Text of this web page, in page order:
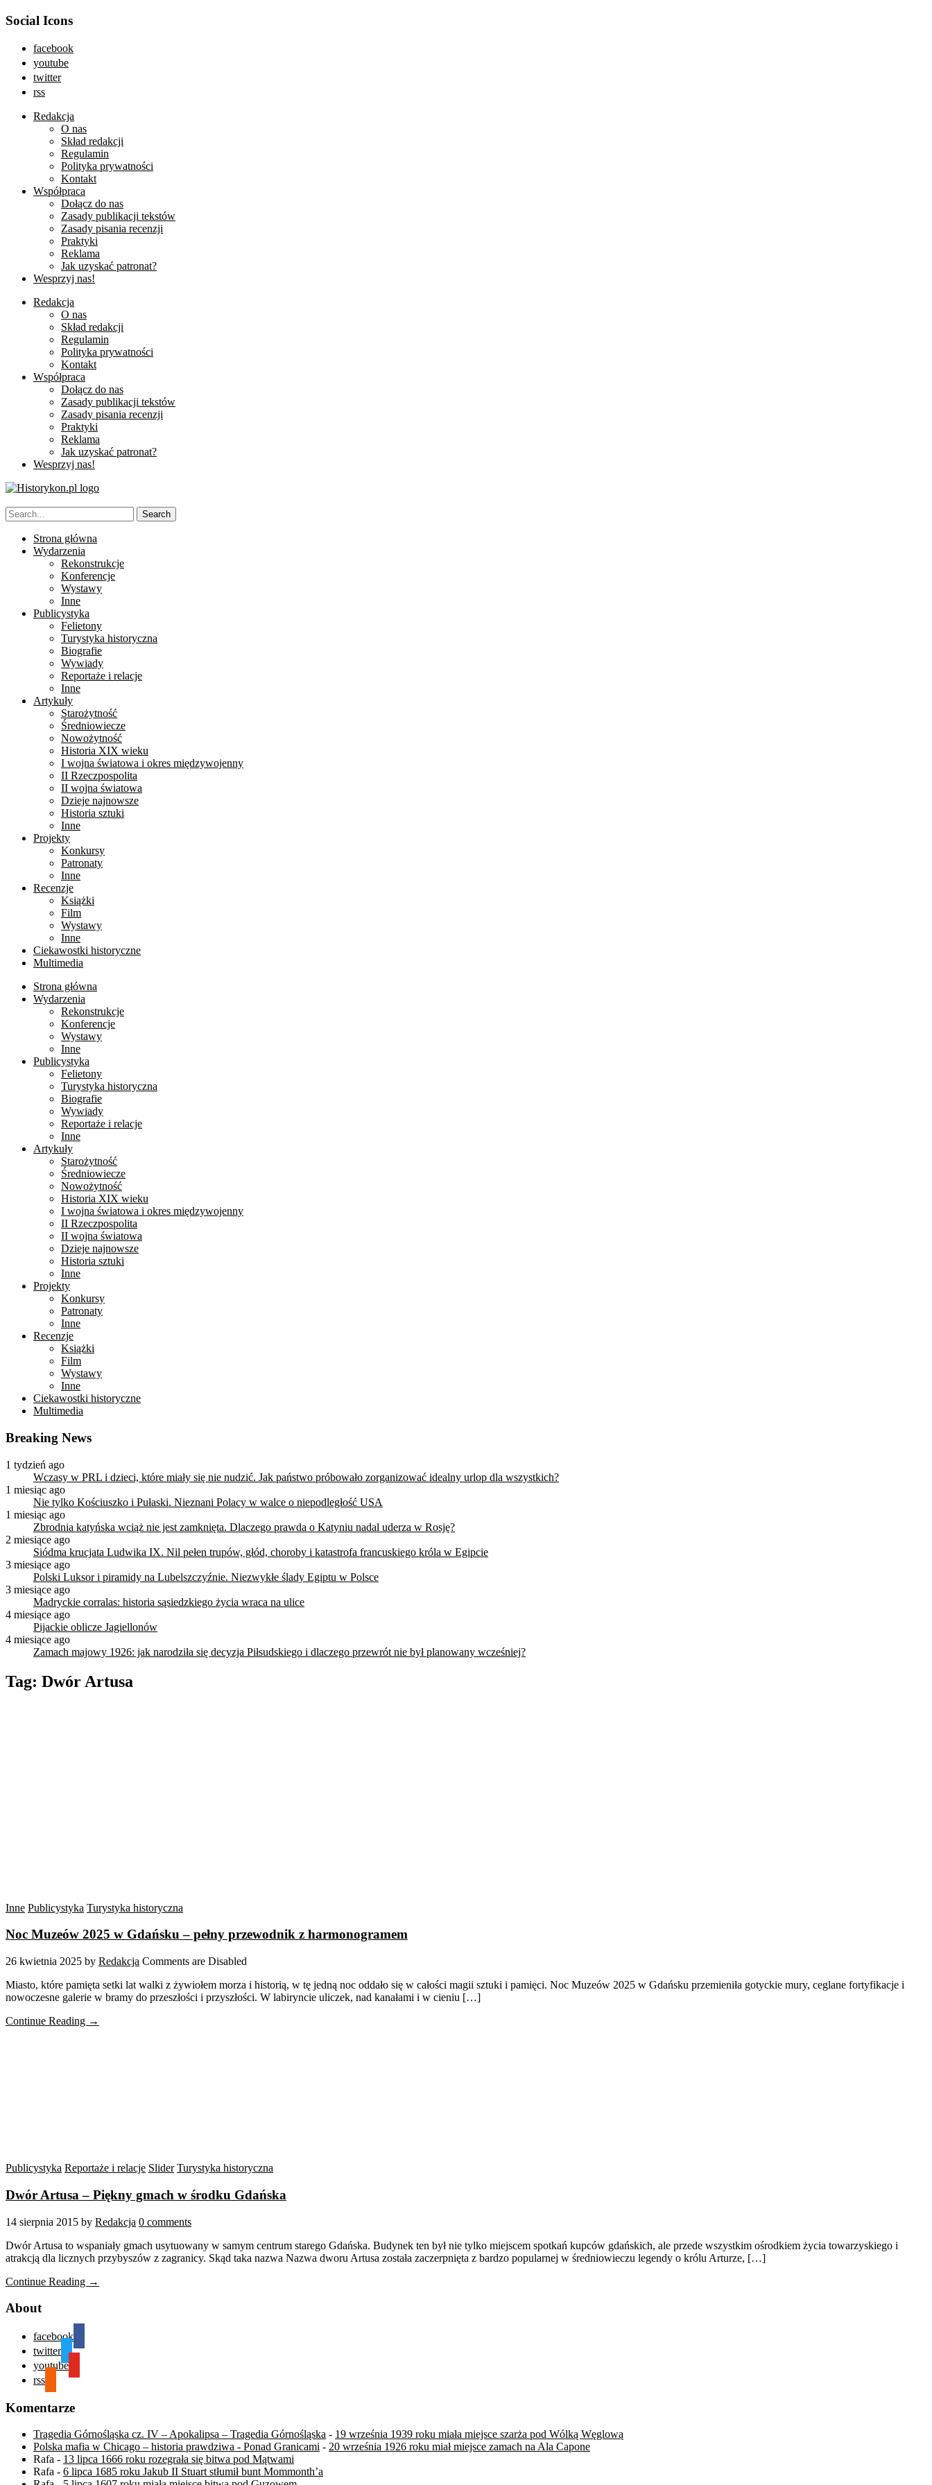
Social Icons
facebook
youtube
twitter
rss
Redakcja
O nas
Skład redakcji
Regulamin
Polityka prywatności
Kontakt
Współpraca
Dołącz do nas
Zasady publikacji tekstów
Zasady pisania recenzji
Praktyki
Reklama
Jak uzyskać patronat?
Wesprzyj nas!
Redakcja
O nas
Skład redakcji
Regulamin
Polityka prywatności
Kontakt
Współpraca
Dołącz do nas
Zasady publikacji tekstów
Zasady pisania recenzji
Praktyki
Reklama
Jak uzyskać patronat?
Wesprzyj nas!
Strona główna
Wydarzenia
Rekonstrukcje
Konferencje
Wystawy
Inne
Publicystyka
Felietony
Turystyka historyczna
Biografie
Wywiady
Reportaże i relacje
Inne
Artykuły
Starożytność
Średniowiecze
Nowożytność
Historia XIX wieku
I wojna światowa i okres międzywojenny
II Rzeczpospolita
II wojna światowa
Dzieje najnowsze
Historia sztuki
Inne
Projekty
Konkursy
Patronaty
Inne
Recenzje
Książki
Film
Wystawy
Inne
Ciekawostki historyczne
Multimedia
Strona główna
Wydarzenia
Rekonstrukcje
Konferencje
Wystawy
Inne
Publicystyka
Felietony
Turystyka historyczna
Biografie
Wywiady
Reportaże i relacje
Inne
Artykuły
Starożytność
Średniowiecze
Nowożytność
Historia XIX wieku
I wojna światowa i okres międzywojenny
II Rzeczpospolita
II wojna światowa
Dzieje najnowsze
Historia sztuki
Inne
Projekty
Konkursy
Patronaty
Inne
Recenzje
Książki
Film
Wystawy
Inne
Ciekawostki historyczne
Multimedia
Breaking News
1 tydzień ago
Wczasy w PRL i dzieci, które miały się nie nudzić. Jak państwo próbowało zorganizować idealny urlop dla wszystkich?
1 miesiąc ago
Nie tylko Kościuszko i Pułaski. Nieznani Polacy w walce o niepodległość USA
1 miesiąc ago
Zbrodnia katyńska wciąż nie jest zamknięta. Dlaczego prawda o Katyniu nadal uderza w Rosję?
2 miesiące ago
Siódma krucjata Ludwika IX. Nil pełen trupów, głód, choroby i katastrofa francuskiego króla w Egipcie
3 miesiące ago
Polski Luksor i piramidy na Lubelszczyźnie. Niezwykłe ślady Egiptu w Polsce
3 miesiące ago
Madryckie corralas: historia sąsiedzkiego życia wraca na ulice
4 miesiące ago
Pijackie oblicze Jagiellonów
4 miesiące ago
Zamach majowy 1926: jak narodziła się decyzja Piłsudskiego i dlaczego przewrót nie był planowany wcześniej?
Tag: Dwór Artusa
Inne Publicystyka Turystyka historyczna
Noc Muzeów 2025 w Gdańsku – pełny przewodnik z harmonogramem
26 kwietnia 2025 by Redakcja Comments are Disabled
Miasto, które pamięta setki lat walki z żywiołem morza i historią, w tę jedną noc oddało się w całości magii sztuki i pamięci. Noc Muzeów 2025 w Gdańsku przemieniła gotyckie mury, ceglane fortyfikacje i
nowoczesne galerie w bramy do przeszłości i przyszłości. W labiryncie uliczek, nad kanałami i w cieniu […]
Continue Reading →
Publicystyka Reportaże i relacje Slider Turystyka historyczna
Dwór Artusa – Piękny gmach w środku Gdańska
14 sierpnia 2015 by Redakcja 0 comments
Dwór Artusa to wspaniały gmach usytuowany w samym centrum starego Gdańska. Budynek ten był nie tylko miejscem spotkań kupców gdańskich, ale przede wszystkim ośrodkiem życia towarzyskiego i
atrakcją dla licznych przybyszów z zagranicy. Skąd taka nazwa Nazwa dworu Artusa została zaczerpnięta z bardzo popularnej w średniowieczu legendy o królu Arturze, […]
Continue Reading →
About
facebook
twitter
youtube
rss
Komentarze
Tragedia Górnośląska cz. IV – Apokalipsa – Tragedia Górnośląska - 19 września 1939 roku miała miejsce szarża pod Wólką Węglową
Polska mafia w Chicago – historia prawdziwa - Ponad Granicami - 20 września 1926 roku miał miejsce zamach na Ala Capone
Rafa - 13 lipca 1666 roku rozegrała się bitwa pod Mątwami
Rafa - 6 lipca 1685 roku Jakub II Stuart stłumił bunt Mommonth’a